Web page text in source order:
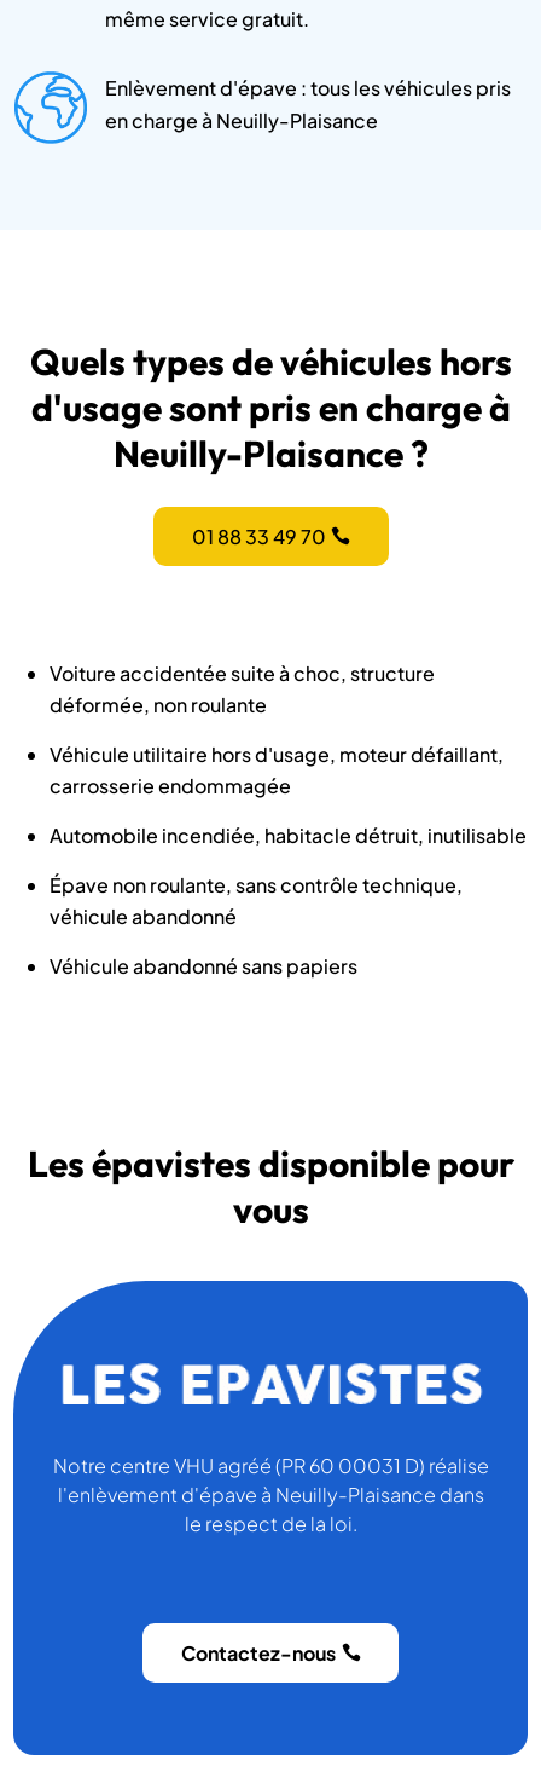
même service gratuit.
Enlèvement d'épave : tous les véhicules pris
en charge à Neuilly-Plaisance
Quels types de véhicules hors
d'usage sont pris en charge à
Neuilly-Plaisance ?
01 88 33 49 70
Voiture accidentée suite à choc, structure
déformée, non roulante
Véhicule utilitaire hors d'usage, moteur défaillant,
carrosserie endommagée
Automobile incendiée, habitacle détruit, inutilisable
Épave non roulante, sans contrôle technique,
véhicule abandonné
Véhicule abandonné sans papiers
Les épavistes disponible pour
vous
Notre centre VHU agréé (PR 60 00031 D) réalise
l'enlèvement d'épave à Neuilly-Plaisance dans
le respect de la loi.
Contactez-nous